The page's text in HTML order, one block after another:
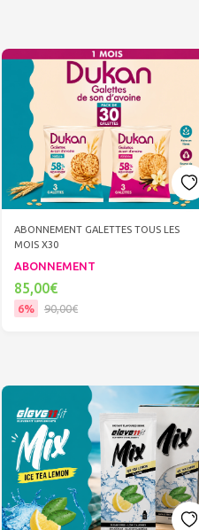
ABONNEMENT GALETTES TOUS LES
MOIS X30
ABONNEMENT
85,00€
6%
90,00€